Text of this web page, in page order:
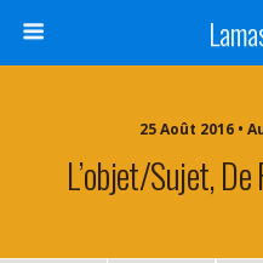
25 Août 2016 •
L’objet/sujet,